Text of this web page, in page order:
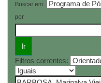
Buscar em:
por
Filtros correntes: